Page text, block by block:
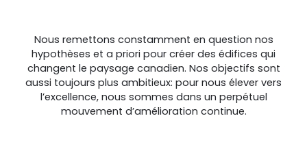
Nous remettons constamment en question nos
hypothèses et a priori pour créer des édifices qui
changent le paysage canadien. Nos objectifs sont
aussi toujours plus ambitieux: pour nous élever vers
l’excellence, nous sommes dans un perpétuel
mouvement d’amélioration continue.